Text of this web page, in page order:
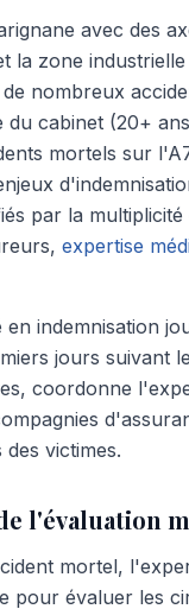
avec des
la zone
nombreux
cabinet (20+
mortels sur
par la multiplicité
expertise
en indemnisation
jours suivant
coordonne
victimes.
l'évaluation
mortel,
pour évaluer les